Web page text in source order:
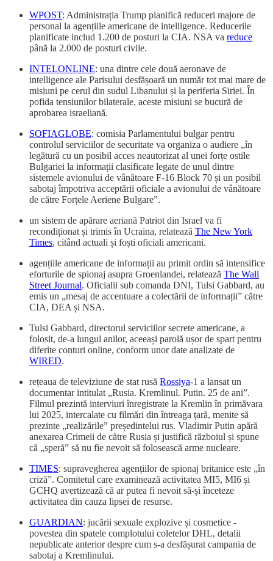
WPOST: Administrația Trump planifică reduceri majore de
personal la agențiile americane de intelligence. Reducerile
planificate includ 1.200 de posturi la CIA. NSA va reduce
până la 2.000 de posturi civile.
INTELONLINE: una dintre cele două aeronave de
intelligence ale Parisului desfășoară un număr tot mai mare de
misiuni pe cerul din sudul Libanului și la periferia Siriei. În
pofida tensiunilor bilaterale, aceste misiuni se bucură de
aprobarea israeliană.
SOFIAGLOBE: comisia Parlamentului bulgar pentru
controlul serviciilor de securitate va organiza o audiere „în
legătură cu un posibil acces neautorizat al unei forțe ostile
Bulgariei la informații clasificate legate de unul dintre
sistemele avionului de vânătoare F-16 Block 70 și un posibil
sabotaj împotriva acceptării oficiale a avionului de vânătoare
de către Forțele Aeriene Bulgare”.
un sistem de apărare aeriană Patriot din Israel va fi
recondiționat și trimis în Ucraina, relatează The New York
Times, citând actuali și foști oficiali americani.
agențiile americane de informații au primit ordin să intensifice
eforturile de spionaj asupra Groenlandei, relatează The Wall
Street Journal. Oficialii sub comanda DNI, Tulsi Gabbard, au
emis un „mesaj de accentuare a colectării de informații” către
CIA, DEA și NSA.
Tulsi Gabbard, directorul serviciilor secrete americane, a
folosit, de-a lungul anilor, aceeași parolă ușor de spart pentru
diferite conturi online, conform unor date analizate de
WIRED.
rețeaua de televiziune de stat rusă Rossiya-1 a lansat un
documentar intitulat „Rusia. Kremlinul. Putin. 25 de ani”.
Filmul prezintă interviuri înregistrate la Kremlin în primăvara
lui 2025, intercalate cu filmări din întreaga țară, menite să
prezinte „realizările” președintelui rus. Vladimir Putin apără
anexarea Crimeii de către Rusia și justifică războiul și spune
că „speră” să nu fie nevoit să folosească arme nucleare.
TIMES: supravegherea agențiilor de spionaj britanice este „în
criză”. Comitetul care examinează activitatea MI5, MI6 și
GCHQ avertizează că ar putea fi nevoit să-și înceteze
activitatea din cauza lipsei de resurse.
GUARDIAN: jucării sexuale explozive și cosmetice -
povestea din spatele complotului coletelor DHL, detalii
nepublicate anterior despre cum s-a desfășurat campania de
sabotaj a Kremlinului.